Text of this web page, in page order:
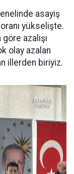
asayiş
yükselişte.
azalışı
olay azalan
illerden biriyiz.